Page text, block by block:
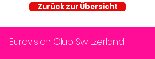
Zurück zur Übersicht
Eurovision Club Switzerland